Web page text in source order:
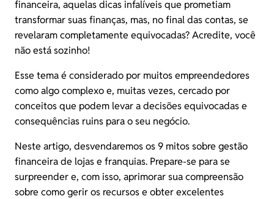
financeira, aquelas dicas infalíveis que prometiam
transformar suas finanças, mas, no final das contas, se
revelaram completamente equivocadas? Acredite, você
não está sozinho!
Esse tema é considerado por muitos empreendedores
como algo complexo e, muitas vezes, cercado por
conceitos que podem levar a decisões equivocadas e
consequências ruins para o seu negócio.
Neste artigo, desvendaremos os 9 mitos sobre gestão
financeira de lojas e franquias. Prepare-se para se
surpreender e, com isso, aprimorar sua compreensão
sobre como gerir os recursos e obter excelentes